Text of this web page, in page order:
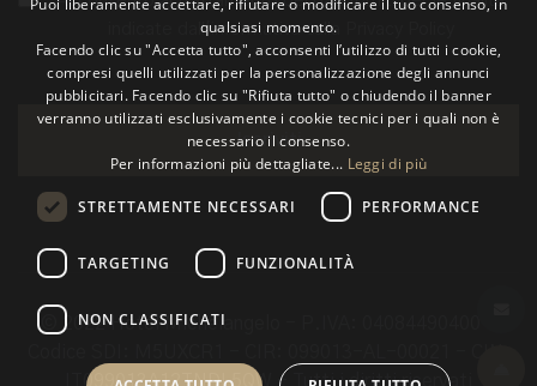
indicate dall'informativa sulla
Iscriviti
© 2022 Hotel Michelangelo - P.IVA: 04084490400 -
IT099013A12TNDL5QW - Tutti i diritti riservati
GERMAN
Puoi liberamente accettare, rifiutare o modificare il tuo consenso, in
qualsiasi momento.
Facendo clic su "Accetta tutto", acconsenti l’utilizzo di tutti i cookie,
compresi quelli utilizzati per la personalizzazione degli annunci
pubblicitari. Facendo clic su "Rifiuta tutto" o chiudendo il banner
verranno utilizzati esclusivamente i cookie tecnici per i quali non è
necessario il consenso.
Per informazioni più dettagliate... Leggi di più
STRETTAMENTE NECESSARI PERFORMANCE
TARGETING FUNZIONALITÀ
NON CLASSIFICATI